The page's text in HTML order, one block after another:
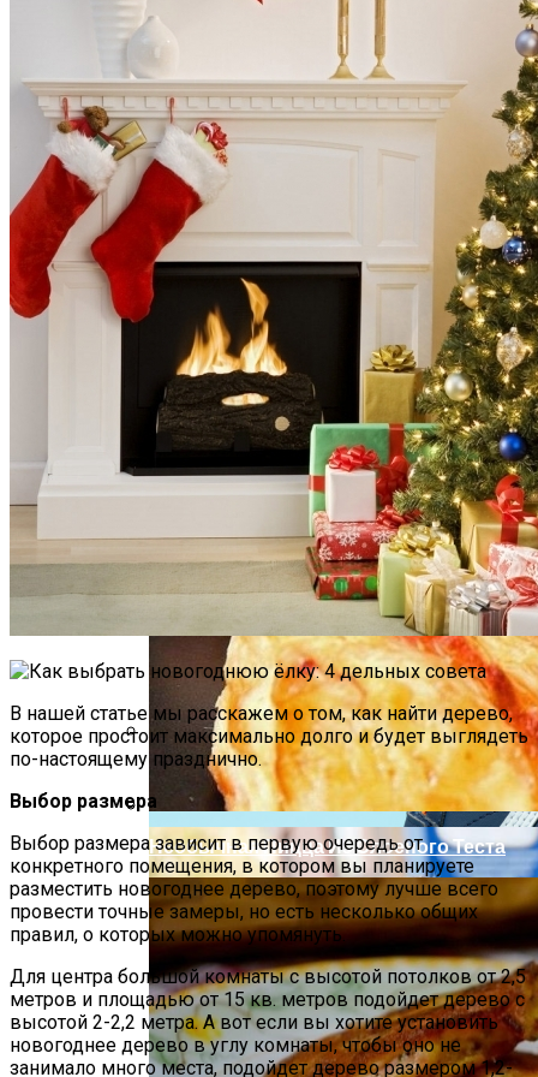
Почему Нельзя Повторно Кипятить
Воду Для Приготовления Чая Или Кофе
Как Повторно Использовать Воду
После Варки Риса
Аппаратная Домашняя Косметология С
Помощью Гаджетов: Что Купить На
AliExpress
Короткие Женские Топы: Модный Писк
Сезона Лета 2021 Года
Мясной Рулет С Соевым Соусом И
Кунжутом
Необычная Пицца Из Слоеного Теста
В нашей статье мы расскажем о том, как найти дерево,
которое простоит максимально долго и будет выглядеть
по-настоящему празднично.
Выбор размера
Выбор размера зависит в первую очередь от
конкретного помещения, в котором вы планируете
разместить новогоднее дерево, поэтому лучше всего
провести точные замеры, но есть несколько общих
правил, о которых можно упомянуть.
Для центра большой комнаты с высотой потолков от 2,5
метров и площадью от 15 кв. метров подойдет дерево с
высотой 2-2,2 метра. А вот если вы хотите установить
новогоднее дерево в углу комнаты, чтобы оно не
занимало много места, подойдет дерево размером 1,2-